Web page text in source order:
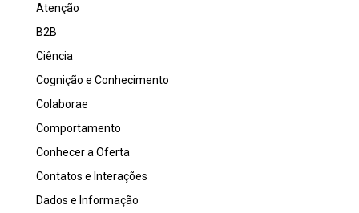
Atenção
B2B
Ciência
Cognição e Conhecimento
Colaborae
Comportamento
Conhecer a Oferta
Contatos e Interações
Dados e Informação